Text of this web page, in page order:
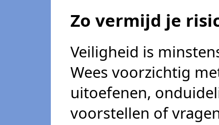
Zo vermijd je
Veiligheid is
Wees voorzichtig
uitoefenen,
voorstellen of